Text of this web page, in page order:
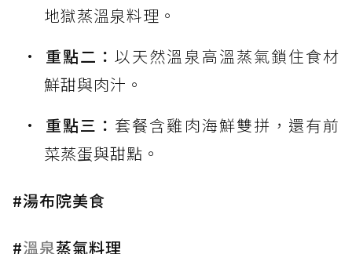
地獄蒸溫泉料理。
重點二：以天然溫泉高溫蒸氣鎖住食材
鮮甜與肉汁。
重點三： 套餐含雞肉海鮮雙拼，還有前
菜蒸蛋與甜點。
#湯布院美食
#溫泉蒸氣料理